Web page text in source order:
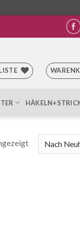
Nach
Aktualität